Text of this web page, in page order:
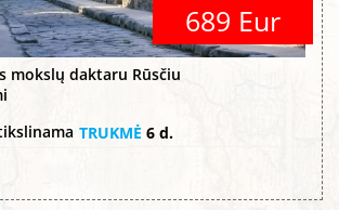
689 Eur
mokslų daktaru Rūsčiu
TRUKMĖ 6 d.